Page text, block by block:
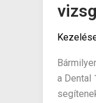
a Dental